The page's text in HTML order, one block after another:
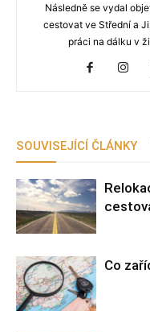
Následně se vydal
cestovat ve Střední a
práci na dálku v
SOUVISEJÍCÍ ČLÁNKY
Co